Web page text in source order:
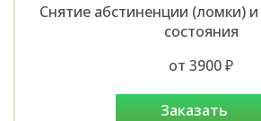
Снятие абстиненции (ломки)
состояния
от 3900 ₽
заказать